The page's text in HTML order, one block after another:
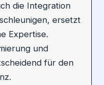
die Integration
ersetzt
Expertise.
und
für den